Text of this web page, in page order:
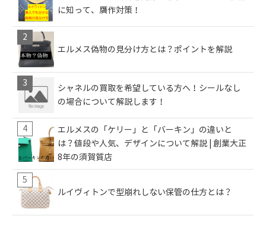
に知って、贋作対策！
エルメス偽物の見分け方とは？ポイントを解説
シャネルの買取を希望している方へ！シールなし
の場合について解説します！
エルメスの「ケリー」と「バーキン」の違いと
は？値段や人気、デザインについて解説 | 創業大正
8年の須賀質店
ルイヴィトンで型崩れしない保管の仕方とは？